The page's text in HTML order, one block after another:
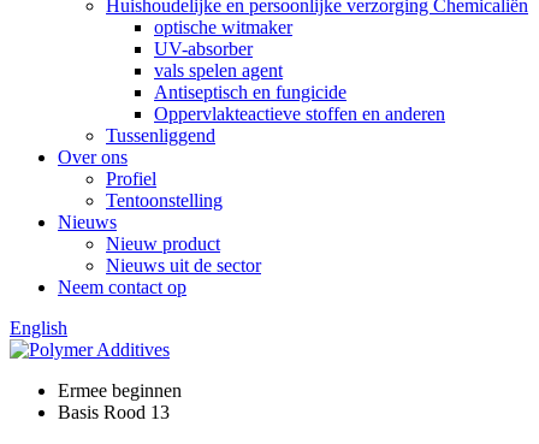
Huishoudelijke en persoonlijke verzorging Chemicaliën
optische witmaker
UV-absorber
vals spelen agent
Antiseptisch en fungicide
Oppervlakteactieve stoffen en anderen
Tussenliggend
Over ons
Profiel
Tentoonstelling
Nieuws
Nieuw product
Nieuws uit de sector
Neem contact op
English
Ermee beginnen
Basis Rood 13